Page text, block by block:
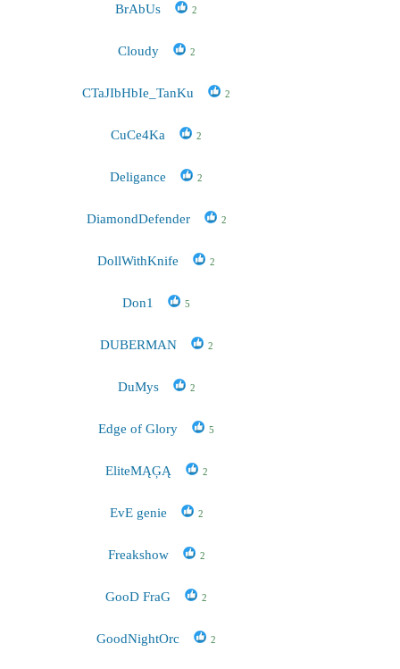
BrAbUs 2
Cloudy 2
CTaJIbHbIe_TanKu 2
CuCe4Ka 2
Deligance 2
DiamondDefender 2
DollWithKnife 2
Don1 5
DUBERMAN 2
DuMys 2
Edge of Glory 5
EliteMĄĢĄ 2
EvE genie 2
Freakshow 2
GooD FraG 2
GoodNightOrc 2